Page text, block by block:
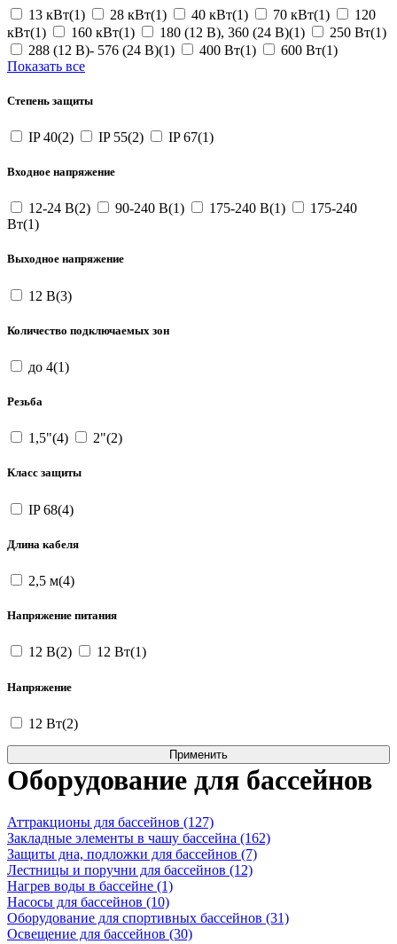
13 кВт(1) 28 кВт(1) 40 кВт(1) 70 кВт(1)
120
кВт(1)
160 кВт(1) 180 (12 В), 360 (24 В)(1)
250 Вт(1)
288 (12 В)- 576 (24 В)(1)
400 Вт(1)
600 Вт(1)
Показать все
Степень защиты
IP 40(2) IP 55(2) IP 67(1)
Входное напряжение
12-24 В(2) 90-240 В(1) 175-240 В(1)
175-240
Вт(1)
Выходное напряжение
12 В(3)
Количество подключаемых зон
до 4(1)
Резьба
1,5"(4) 2"(2)
Класс защиты
IP 68(4)
Длина кабеля
2,5 м(4)
Напряжение питания
12 В(2) 12 Вт(1)
Напряжение
12 Вт(2)
Оборудование для бассейнов
Аттракционы для бассейнов (127)
Закладные элементы в чашу бассейна (162)
Защиты дна, подложки для бассейнов (7)
Лестницы и поручни для бассейнов (12)
Нагрев воды в бассейне (1)
Насосы для бассейнов (10)
Оборудование для спортивных бассейнов (31)
Освещение для бассейнов (30)